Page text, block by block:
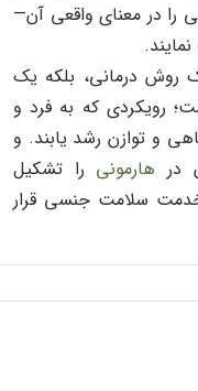
را در معنای واقعی آن—
روش درمانی، بلکه یک
رویکردی که به فرد و
و توازن رشد یابند. و
در هارمونی را تشکیل
سلامت جنسی قرار